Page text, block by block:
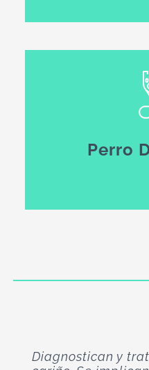
Perro
Diagnostican y
Llevo a mi gatita
Clínica muy bien